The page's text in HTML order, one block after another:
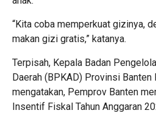
“Kita coba memperkuat gizinya,
makan gizi gratis,” katanya.
Terpisah, Kepala Badan
Daerah (BPKAD) Provinsi Banten
mengatakan, Pemprov Banten
Insentif Fiskal Tahun Anggaran